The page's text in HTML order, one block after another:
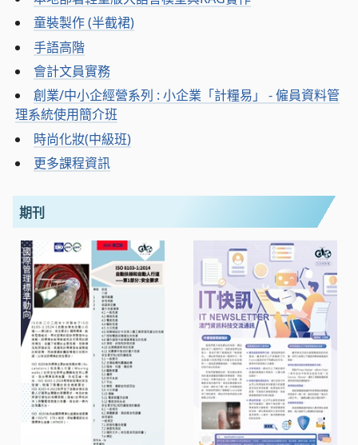
童裝製作 (半截裙)
手語高階
會計文員實務
創業/中小企經營系列 : 小企業「計糧易」 - 僱員資料管
理系統使用簡介班
時尚化妝(中級班)
更多課程資訊
期刊